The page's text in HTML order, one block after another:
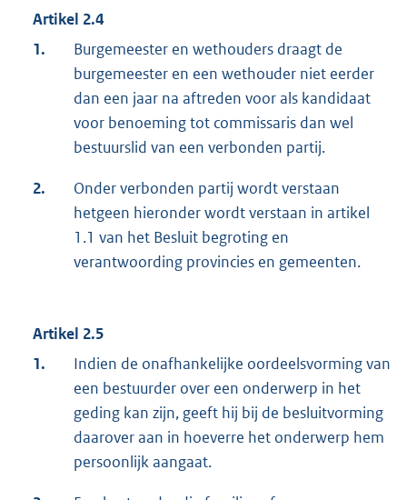
Artikel 2.4
1.
Burgemeester en wethouders draagt de
burgemeester en een wethouder niet eerder
dan een jaar na aftreden voor als kandidaat
voor benoeming tot commissaris dan wel
bestuurslid van een verbonden partij.
2.
Onder verbonden partij wordt verstaan
hetgeen hieronder wordt verstaan in artikel
1.1 van het Besluit begroting en
verantwoording provincies en gemeenten.
Artikel 2.5
1.
Indien de onafhankelijke oordeelsvorming van
een bestuurder over een onderwerp in het
geding kan zijn, geeft hij bij de besluitvorming
daarover aan in hoeverre het onderwerp hem
persoonlijk aangaat.